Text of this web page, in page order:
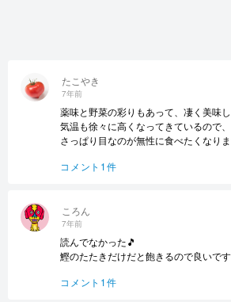
ころん
7年前
読んでなかった🎵
鰹のたたきだけだと飽きるので良いで
コメント1件
たこやき
7年前
薬味と野菜の彩りもあって、凄く美味し
気温も徐々に高くなってきているので
さっぱり目なのが無性に食べたくなりま
コメント1件